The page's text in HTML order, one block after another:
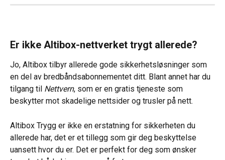
Er ikke Altibox-nettverket trygt allerede?
Jo, Altibox tilbyr allerede gode sikkerhetsløsninger som
en del av bredbåndsabonnementet ditt. Blant annet har du
tilgang til Nettvern, som er en gratis tjeneste som
beskytter mot skadelige nettsider og trusler på nett.
Altibox Trygg er ikke en erstatning for sikkerheten du
allerede har, det er et tillegg som gir deg beskyttelse
uansett hvor du er. Det er perfekt for deg som ønsker